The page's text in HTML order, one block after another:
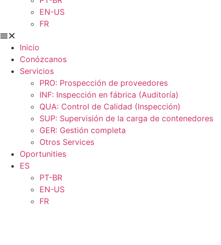
EN-US
FR
Inicio
Conózcanos
Servicios
PRO: Prospección de proveedores
INF: Inspección en fábrica (Auditoría)
QUA: Control de Calidad (Inspección)
SUP: Supervisión de la carga de contenedores
GER: Gestión completa
Otros Services
Oportunities
ES
PT-BR
EN-US
FR